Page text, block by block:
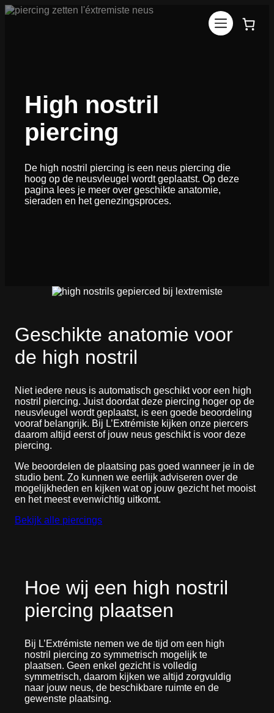
Ga
High nostril
piercing
De high nostril piercing is een neus piercing die
hoog op de neusvleugel wordt geplaatst. Op deze
pagina lees je meer over geschikte anatomie,
sieraden en het genezingsproces.
Geschikte anatomie voor
de high nostril
Niet iedere neus is automatisch geschikt voor een high
nostril piercing. Juist doordat deze piercing hoger op de
neusvleugel wordt geplaatst, is een goede beoordeling
vooraf belangrijk. Bij L’Extrémiste kijken onze piercers
daarom altijd eerst of jouw neus geschikt is voor deze
piercing.
We beoordelen de plaatsing pas goed wanneer je in de
studio bent. Zo kunnen we eerlijk adviseren over de
mogelijkheden en kijken wat op jouw gezicht het mooist
en het meest evenwichtig uitkomt.
Bekijk alle piercings
Hoe wij een high nostril
piercing plaatsen
Bij L’Extrémiste nemen we de tijd om een high
nostril piercing zo symmetrisch mogelijk te
plaatsen. Geen enkel gezicht is volledig
symmetrisch, daarom kijken we altijd zorgvuldig
naar jouw neus, de beschikbare ruimte en de
gewenste plaatsing.